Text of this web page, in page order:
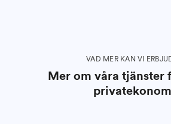
VAD MER KAN VI
Mer om våra tjänster